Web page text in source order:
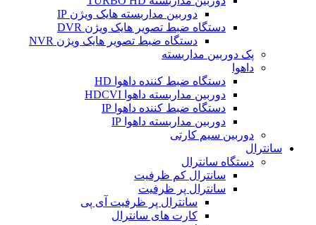
دوربین مداربسته هایک ویژن IP
دستگاه ضبط تصویر هایک ویژن DVR
دستگاه ضبط تصویر هایک ویژن NVR
پک دوربین مداربسته
داهوا
دستگاه ضبط کننده داهوا HD
دوربین مداربسته داهوا HDCVI
دستگاه ضبط کننده داهوا IP
دوربین مداربسته داهوا IP
دوربین سیم کارتی
سانترال
دستگاه سانترال
سانترال کم ظرفیت
سانترال پر ظرفیت
سانترال پر ظرفیت آی پی
کارت های سانترال